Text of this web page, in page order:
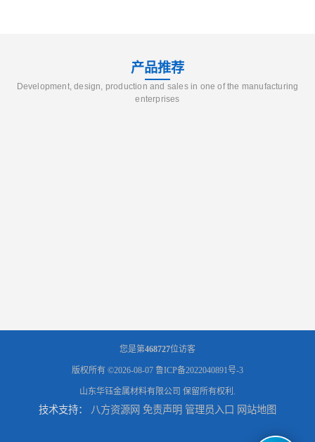
产品推荐
Development, design, production and sales in one of the manufacturing
enterprises
您是第468727位访客
版权所有 ©2026-08-07 鲁ICP备2022040891号-3
山东华钰金属材料有限公司 保留所有权利.
技术支持： 八方资源网 免责声明 管理员入口 网站地图